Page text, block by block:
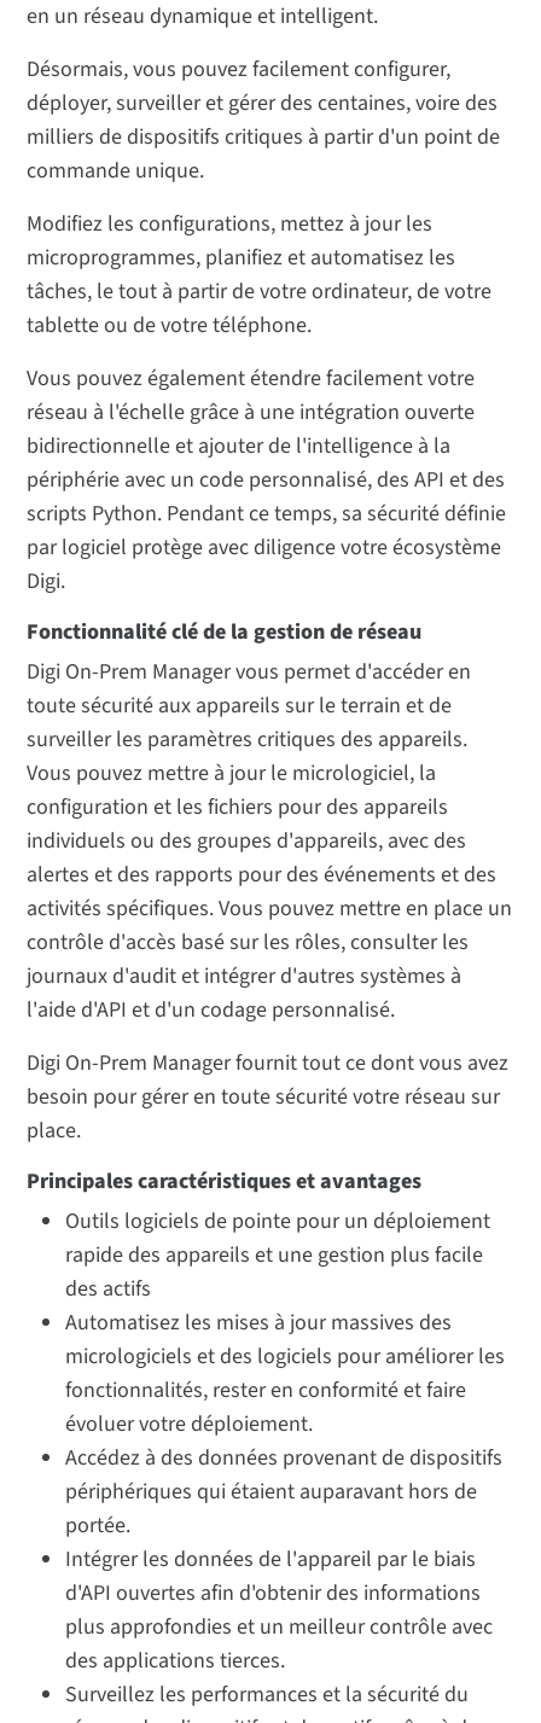
en un réseau dynamique et intelligent.
Désormais, vous pouvez facilement configurer,
déployer, surveiller et gérer des centaines, voire des
milliers de dispositifs critiques à partir d'un point de
commande unique.
Modifiez les configurations, mettez à jour les
microprogrammes, planifiez et automatisez les
tâches, le tout à partir de votre ordinateur, de votre
tablette ou de votre téléphone.
Vous pouvez également étendre facilement votre
réseau à l'échelle grâce à une intégration ouverte
bidirectionnelle et ajouter de l'intelligence à la
périphérie avec un code personnalisé, des API et des
scripts Python. Pendant ce temps, sa sécurité définie
par logiciel protège avec diligence votre écosystème
Digi.
Fonctionnalité clé de la gestion de réseau
Digi On-Prem Manager vous permet d'accéder en
toute sécurité aux appareils sur le terrain et de
surveiller les paramètres critiques des appareils.
Vous pouvez mettre à jour le micrologiciel, la
configuration et les fichiers pour des appareils
individuels ou des groupes d'appareils, avec des
alertes et des rapports pour des événements et des
activités spécifiques. Vous pouvez mettre en place un
contrôle d'accès basé sur les rôles, consulter les
journaux d'audit et intégrer d'autres systèmes à
l'aide d'API et d'un codage personnalisé.
Digi On-Prem Manager fournit tout ce dont vous avez
besoin pour gérer en toute sécurité votre réseau sur
place.
Principales caractéristiques et avantages
Outils logiciels de pointe pour un déploiement
rapide des appareils et une gestion plus facile
des actifs
Automatisez les mises à jour massives des
micrologiciels et des logiciels pour améliorer les
fonctionnalités, rester en conformité et faire
évoluer votre déploiement.
Accédez à des données provenant de dispositifs
périphériques qui étaient auparavant hors de
portée.
Intégrer les données de l'appareil par le biais
d'API ouvertes afin d'obtenir des informations
plus approfondies et un meilleur contrôle avec
des applications tierces.
Surveillez les performances et la sécurité du